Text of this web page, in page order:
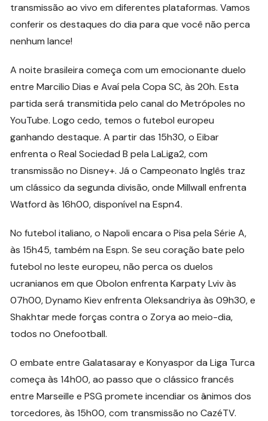
transmissão ao vivo em diferentes plataformas. Vamos
conferir os destaques do dia para que você não perca
nenhum lance!
A noite brasileira começa com um emocionante duelo
entre Marcilio Dias e Avaí pela Copa SC, às 20h. Esta
partida será transmitida pelo canal do Metrópoles no
YouTube. Logo cedo, temos o futebol europeu
ganhando destaque. A partir das 15h30, o Eibar
enfrenta o Real Sociedad B pela LaLiga2, com
transmissão no Disney+. Já o Campeonato Inglês traz
um clássico da segunda divisão, onde Millwall enfrenta
Watford às 16h00, disponível na Espn4.
No futebol italiano, o Napoli encara o Pisa pela Série A,
às 15h45, também na Espn. Se seu coração bate pelo
futebol no leste europeu, não perca os duelos
ucranianos em que Obolon enfrenta Karpaty Lviv às
07h00, Dynamo Kiev enfrenta Oleksandriya às 09h30, e
Shakhtar mede forças contra o Zorya ao meio-dia,
todos no Onefootball.
O embate entre Galatasaray e Konyaspor da Liga Turca
começa às 14h00, ao passo que o clássico francês
entre Marseille e PSG promete incendiar os ânimos dos
torcedores, às 15h00, com transmissão no CazéTV.